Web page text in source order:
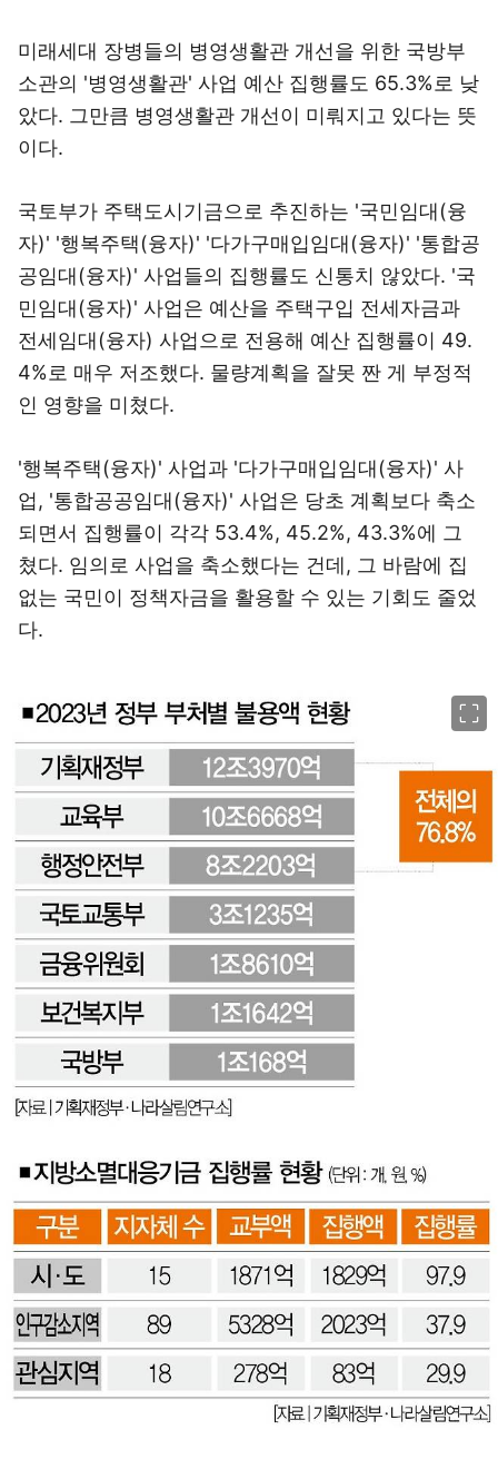
미래세대 장병들의 병영생활관 개선을 위한 국방부
소관의 '병영생활관' 사업 예산 집행률도 65.3%로 낮
았다. 그만큼 병영생활관 개선이 미뤄지고 있다는 뜻
이다.
국토부가 주택도시기금으로 추진하는 '국민임대(융
자)' '행복주택(융자)' '다가구매입임대(융자)' '통합공
공임대(융자)' 사업들의 집행률도 신통치 않았다. '국
민임대(융자)' 사업은 예산을 주택구입 전세자금과
전세임대(융자) 사업으로 전용해 예산 집행률이 49.
4%로 매우 저조했다. 물량계획을 잘못 짠 게 부정적
인 영향을 미쳤다.
'행복주택(융자)' 사업과 '다가구매입임대(융자)' 사
업, '통합공공임대(융자)' 사업은 당초 계획보다 축소
되면서 집행률이 각각 53.4%, 45.2%, 43.3%에 그
쳤다. 임의로 사업을 축소했다는 건데, 그 바람에 집
없는 국민이 정책자금을 활용할 수 있는 기회도 줄었
다.